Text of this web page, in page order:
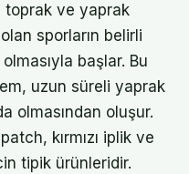
toprak ve yaprak
sporların belirli
başlar. Bu
uzun süreli yaprak
olmasından oluşur.
kırmızı iplik ve
tipik ürünleridir.